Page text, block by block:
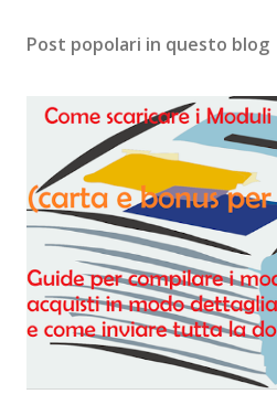
Post popolari in questo blog